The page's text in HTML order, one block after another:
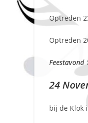
Optreden
Optreden
Feestavond
24
bij de Klok